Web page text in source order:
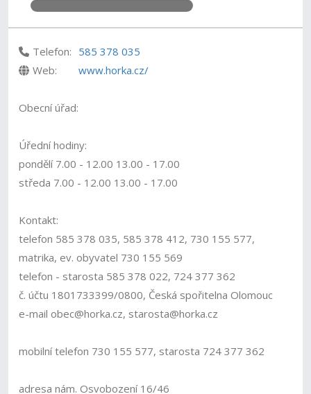
Telefon: 585 378 035
Web:
www.horka.cz/
Obecní úřad:
Úřední hodiny:
pondělí 7.00 - 12.00 13.00 - 17.00
středa 7.00 - 12.00 13.00 - 17.00
Kontakt:
telefon 585 378 035, 585 378 412, 730 155 577,
matrika, ev. obyvatel 730 155 569
telefon - starosta 585 378 022, 724 377 362
č. účtu 1801733399/0800, Česká spořitelna Olomouc
e-mail obec@horka.cz, starosta@horka.cz
mobilní telefon 730 155 577, starosta 724 377 362
adresa nám. Osvobození 16/46